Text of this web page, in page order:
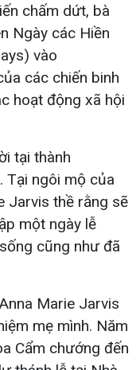
chấm dứt, bà
Ngày các Hiền
vào
các chiến binh
hoạt động xã hội
tại thành
Tại ngôi mộ của
Jarvis thề rằng sẽ
một ngày lễ
cũng như đã
Marie Jarvis
mẹ mình. Năm
Cẩm chướng đến